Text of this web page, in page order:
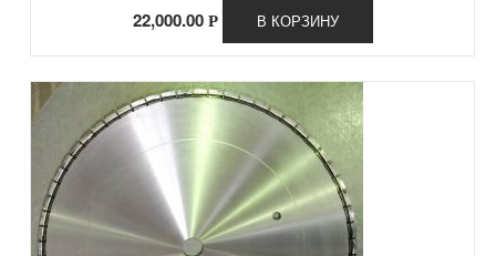
22,000.00 Р В КОРЗИНУ